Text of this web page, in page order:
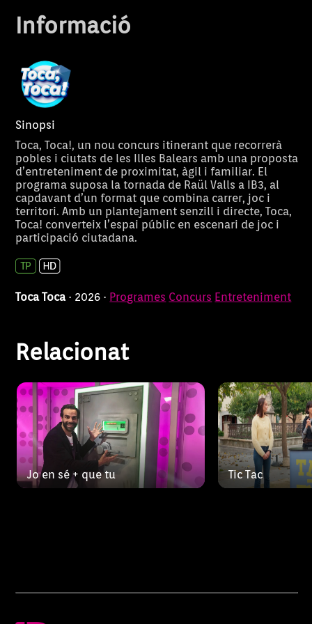
Informació
Sinopsi
Toca, Toca!, un nou concurs itinerant que recorrerà
pobles i ciutats de les Illes Balears amb una proposta
d’entreteniment de proximitat, àgil i familiar. El
programa suposa la tornada de Raül Valls a IB3, al
capdavant d’un format que combina carrer, joc i
territori. Amb un plantejament senzill i directe, Toca,
Toca! converteix l’espai públic en escenari de joc i
participació ciutadana.
Toca Toca · 2026 · Programes Concurs Entreteniment
Relacionat
Jo en sé + que tu
Jo en sé + que tu
“Jo en sé + que tu” és un
concurs diari de preguntes i
respostes, on els participants
hauran de demostrar tots els
estrategues per poder guanyar
Tic Tac
Tic-tac, el nou
competeixen